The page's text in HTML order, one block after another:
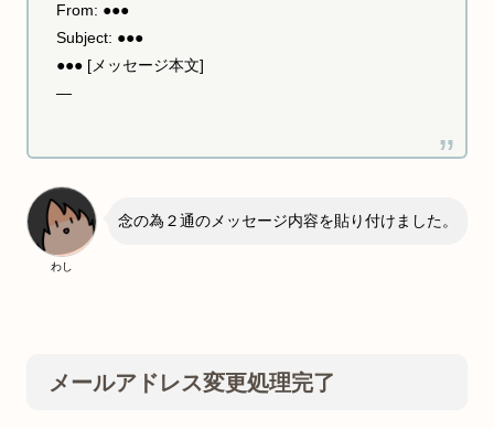
From: ●●●
Subject: ●●●
●●● [メッセージ本文]
—
わし
念の為２通のメッセージ内容を貼り付けました。
メールアドレス変更処理完了